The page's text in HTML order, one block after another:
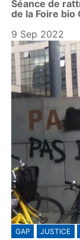
Séance de
de la Foire bio
9 Sep 2022
GAP JUSTICE